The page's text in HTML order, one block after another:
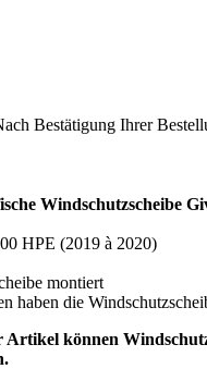
Bestätigung Ihrer
Windschutzscheibe
HPE (2019 à 2020)
montiert
haben die
können